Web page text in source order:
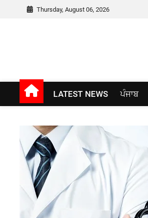
Thursday, August 06, 2026
Punjab window
LATEST NEWS ਪੰਜਾਬ